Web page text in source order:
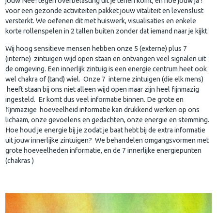
voor een gezonde activiteiten pakket jouw vitaliteit en levenslust
versterkt. We oefenen dit met huiswerk, visualisaties en enkele
korte rollenspelen in 2 tallen buiten zonder dat iemand naar je kijkt.
Wij hoog sensitieve mensen hebben onze 5 (externe) plus 7
(interne) zintuigen wijd open staan en ontvangen veel signalen uit
de omgeving. Een innerlijk zintuig is een energie centrum heet ook
wel chakra of (tand) wiel. Onze 7 interne zintuigen (die elk mens)
heeft staan bij ons niet alleen wijd open maar zijn heel fijnmazig
ingesteld. Er komt dus veel informatie binnen. De grote en
fijnmazige hoeveelheid informatie kan drukkend werken op ons
lichaam, onze gevoelens en gedachten, onze energie en stemming.
Hoe houd je energie bij je zodat je baat hebt bij de extra informatie
uit jouw innerlijke zintuigen? We behandelen omgangsvormen met
grote hoeveelheden informatie, en de 7 innerlijke energiepunten
(chakras )